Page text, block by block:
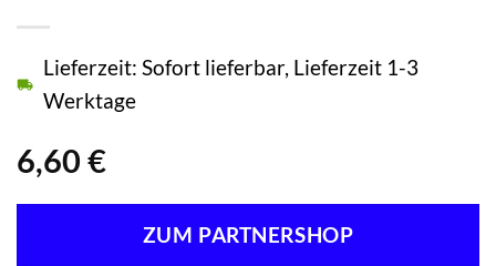
6,60 €
Lieferzeit: Sofort lieferbar, Lieferzeit 1-3
Werktage
ZUM PARTNERSHOP